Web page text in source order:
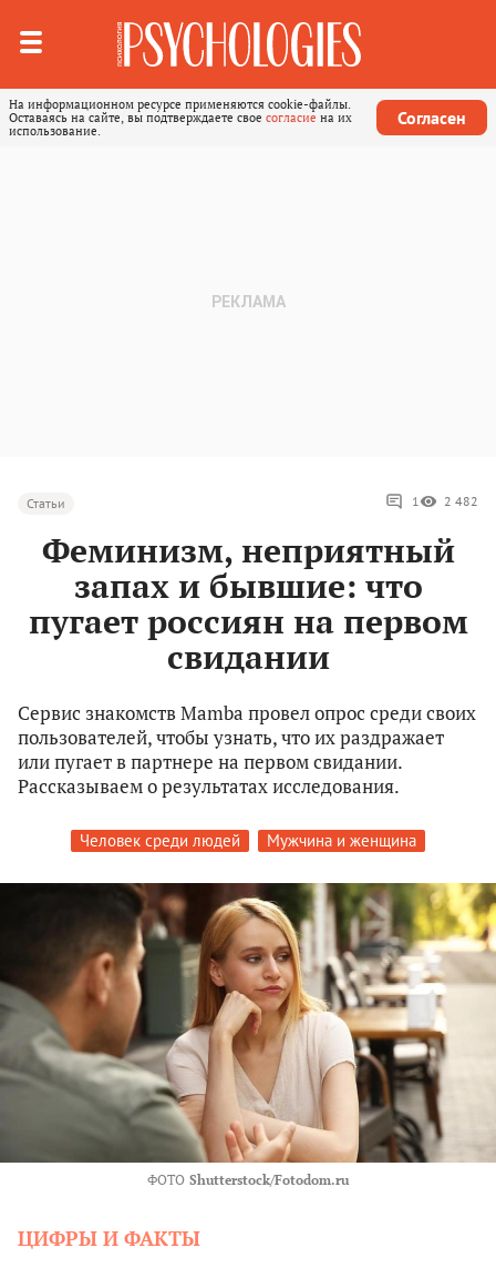
На информационном ресурсе применяются cookie-файлы.
Оставаясь на сайте, вы подтверждаете свое согласие на их
использование.
Согласен
Статьи 1 2 482
Феминизм, неприятный
запах и бывшие: что
пугает россиян на первом
свидании
Сервис знакомств Mamba провел опрос среди своих
пользователей, чтобы узнать, что их раздражает
или пугает в партнере на первом свидании.
Рассказываем о результатах исследования.
Человек среди людей Мужчина и женщина
ФОТО Shutterstock/Fotodom.ru
ЦИФРЫ И ФАКТЫ